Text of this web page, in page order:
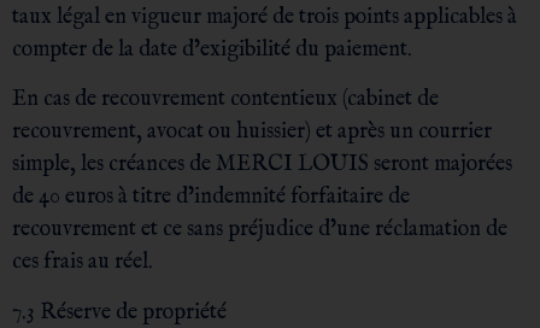
taux légal en vigueur majoré de trois points applicables à
compter de la date d’exigibilité du paiement.
En cas de recouvrement contentieux (cabinet de
recouvrement, avocat ou huissier) et après un courrier
simple, les créances de MERCI LOUIS seront majorées
de 40 euros à titre d’indemnité forfaitaire de
recouvrement et ce sans préjudice d’une réclamation de
ces frais au réel.
7.3 Réserve de propriété